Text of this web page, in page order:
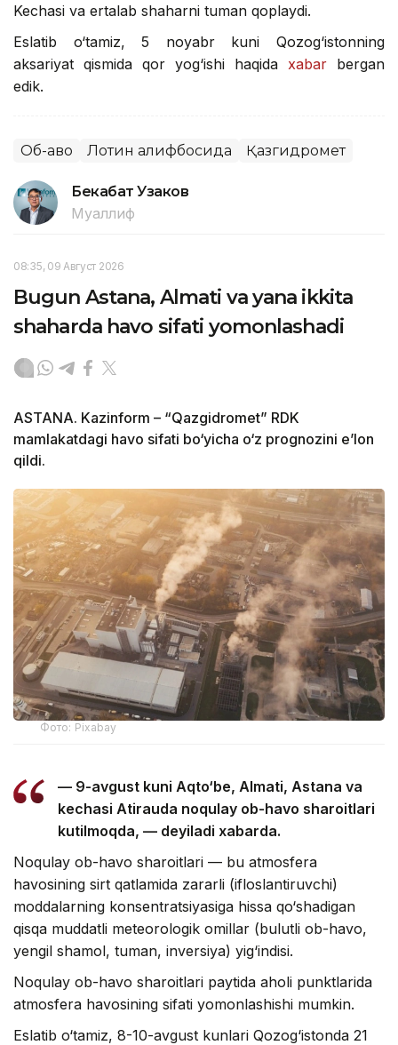
Kechasi va ertalab shaharni tuman qoplaydi.
Eslatib o‘tamiz, 5 noyabr kuni Qozog‘istonning
aksariyat qismida qor yog‘ishi haqida xabar bergan
edik.
Об-ҳаво Лотин алифбосида Қазгидромет
Бекабат Узаков
Муаллиф
08:35, 09 Август 2026
Bugun Astana, Almati va yana ikkita
shaharda havo sifati yomonlashadi
ASTANA. Kazinform – “Qazgidromet” RDK
mamlakatdagi havo sifati bo‘yicha o‘z prognozini e’lon
qildi.
Фото: Pixabay
— 9-avgust kuni Aqto‘be, Almati, Astana va
kechasi Atirauda noqulay ob-havo sharoitlari
kutilmoqda, — deyiladi xabarda.
Noqulay ob-havo sharoitlari — bu atmosfera
havosining sirt qatlamida zararli (ifloslantiruvchi)
moddalarning konsentratsiyasiga hissa qo‘shadigan
qisqa muddatli meteorologik omillar (bulutli ob-havo,
yengil shamol, tuman, inversiya) yig‘indisi.
Noqulay ob-havo sharoitlari paytida aholi punktlarida
atmosfera havosining sifati yomonlashishi mumkin.
Eslatib o‘tamiz, 8-10-avgust kunlari Qozog‘istonda 21